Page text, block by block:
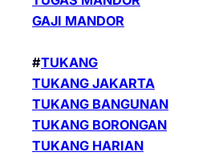
GAJI MANDOR
#TUKANG
TUKANG JAKARTA
TUKANG BANGUNAN
TUKANG BORONGAN
TUKANG HARIAN